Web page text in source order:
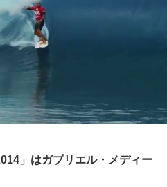
」はガブリエル・メディー